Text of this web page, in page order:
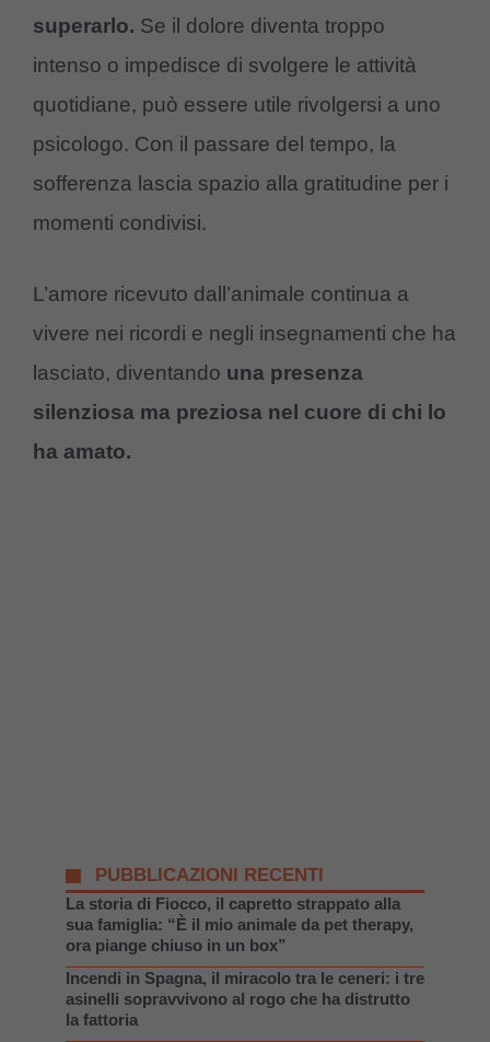
superarlo. Se il dolore diventa troppo
intenso o impedisce di svolgere le attività
quotidiane, può essere utile rivolgersi a uno
psicologo. Con il passare del tempo, la
sofferenza lascia spazio alla gratitudine per i
momenti condivisi.
L’amore ricevuto dall’animale continua a
vivere nei ricordi e negli insegnamenti che ha
lasciato, diventando una presenza
silenziosa ma preziosa nel cuore di chi lo
ha amato.
PUBBLICAZIONI RECENTI
La storia di Fiocco, il capretto strappato alla
sua famiglia: “È il mio animale da pet therapy,
ora piange chiuso in un box”
Incendi in Spagna, il miracolo tra le ceneri: i tre
asinelli sopravvivono al rogo che ha distrutto
la fattoria